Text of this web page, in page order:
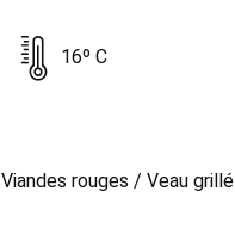
16º C
Viandes rouges / Veau grillé